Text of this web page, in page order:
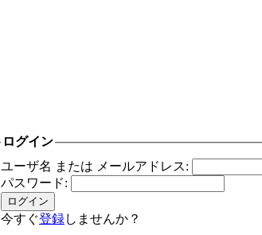
ログイン
ユーザ名 または メールアドレス:
パスワード:
今すぐ登録しませんか？